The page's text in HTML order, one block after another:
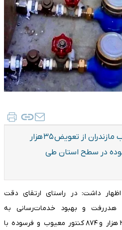
مدیرعامل شرکت آب و فاضلاب مازندران از تعویض ۳۵ هزار
در سطح استان طی
اظهار داشت: در راستای ارتقای دقت
هدررفت و بهبود خدمات‌رسانی به
مشترکان، طی سال ۱۴۰۴ تعداد ۳۵ هزار و ۸۷۴ کنتور معیوب و فرسوده با